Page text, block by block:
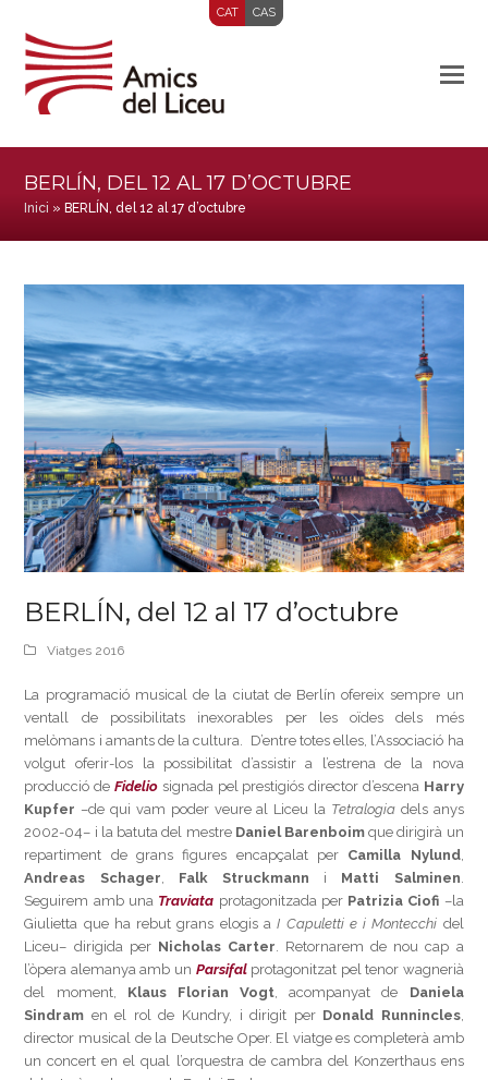
CAT CAS
BERLÍN, DEL 12 AL 17 D’OCTUBRE
Inici » BERLÍN, del 12 al 17 d’octubre
BERLÍN, del 12 al 17 d’octubre
Viatges 2016
La programació musical de la ciutat de Berlín ofereix sempre un
ventall de possibilitats inexorables per les oïdes dels més
melòmans i amants de la cultura. D’entre totes elles, l’Associació ha
volgut oferir-los la possibilitat d’assistir a l’estrena de la nova
producció de Fidelio signada pel prestigiós director d’escena Harry
Kupfer –de qui vam poder veure al Liceu la Tetralogiadels anys
2002-04– i la batuta del mestre Daniel Barenboimque dirigirà un
repartiment de grans figures encapçalat per Camilla Nylund,
Andreas Schager
Falk Struckmann i Matti Salminen
Seguirem amb una Traviata protagonitzada per Patrizia Ciofi –la
Giulietta que ha rebut grans elogis aI Capuletti e i Montecchi del
Liceu– dirigida per Nicholas Carter . Retornarem de nou cap a
l’òpera alemanya amb un Parsifal protagonitzat pel tenor wagnerià
del moment, Klaus Florian Vogt , acompanyat de Daniela
Sindram en el rol de Kundry, i dirigit per Donald Runnincles,
director musical de la Deutsche Oper. El viatge es completerà amb
un concert en el qual l’orquestra de cambra del Konzerthaus ens